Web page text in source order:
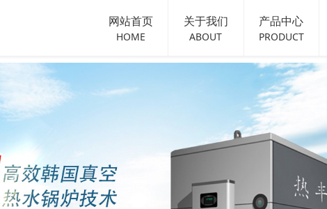
网站首页
HOME
关于我们
ABOUT
产品中心
PRODUCT